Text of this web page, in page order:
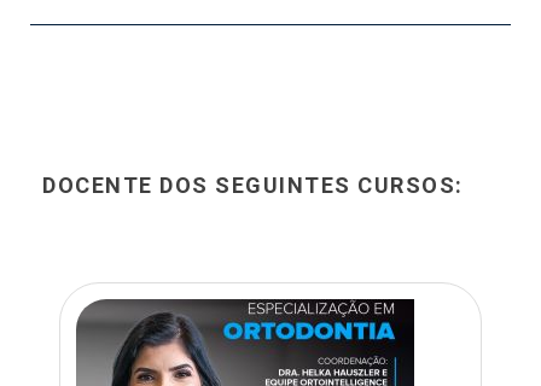
DOCENTE DOS SEGUINTES CURSOS: